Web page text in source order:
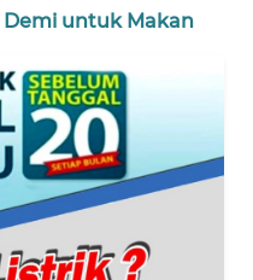
untuk Makan